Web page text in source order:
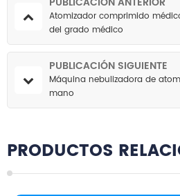
Atomizador comprimido
del grado médico
PUBLICACIÓN SIGUIENTE
Máquina nebulizadora de
mano
PRODUCTOS